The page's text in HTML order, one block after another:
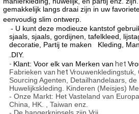
gemakkelijk langs draai zijn in uw
eenvoudig slim ontwerp.
- U kunt deze modieuze kantstof
sjaals, sjaals, gordijnen, tafelkleed,
decoratie, Partij te maken Kleding,
.DIY.
- Klant: Voor elk van Merken van het
Fabrieken van het Vrouwenkledingstuk,
Sourcing Agenten, Detailhandelaars,
Huwelijkskleding. Kinderen (Meisjes)
- Onze Markt: Het Vasteland van
China, HK. , Taiwan enz.